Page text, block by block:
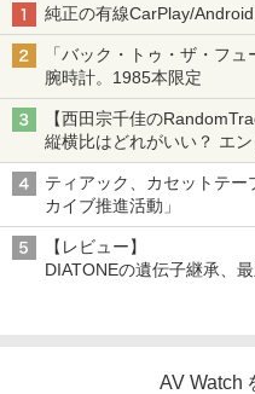
純正の有線CarPlay/
「バック・トゥ・ザ・フ
腕時計。1985本限定
【西田宗千佳の
縦横比はどれがいい？ エ
「Galaxy Z Fold」
ティアック、カセットテ
カイブ推進活動」
【レビュー】
DIATONEの遺伝子継承、
AV Watch